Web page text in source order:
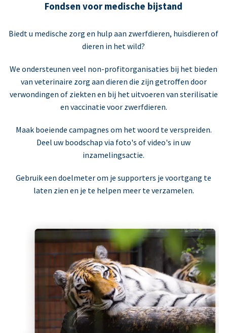
Fondsen voor medische bijstand
Biedt u medische zorg en hulp aan zwerfdieren, huisdieren of
dieren in het wild?
We ondersteunen veel non-profitorganisaties bij het bieden
van veterinaire zorg aan dieren die zijn getroffen door
verwondingen of ziekten en bij het uitvoeren van sterilisatie
en vaccinatie voor zwerfdieren.
Maak boeiende campagnes om het woord te verspreiden.
Deel uw boodschap via foto's of video's in uw
inzamelingsactie.
Gebruik een doelmeter om je supporters je voortgang te
laten zien en je te helpen meer te verzamelen.